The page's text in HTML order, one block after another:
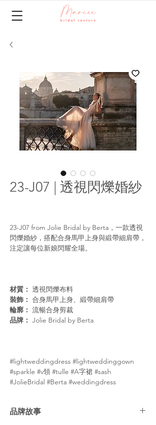
23-J07 | 透視閃爍婚紗
23-J07 from Jolie Bridal by Berta，一款透視
閃爍婚紗，搭配合身馬甲上身與緞帶細肩帶，
注定讓每位新娘閃耀全場。
材質： 透視閃爍布料
裝飾： 合身馬甲上身、緞帶細肩帶
輪廓： 流暢合身剪裁
品牌： Jolie Bridal by Berta
#lightweddingdress #lightweddinggown
#sparkle #v領 #tulle #A字裙 #sash
#JolieBridal #Berta #weddingdress
品牌故事